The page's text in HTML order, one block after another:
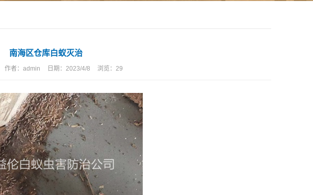
南海区仓库白蚁灭治
作者： admin 日期： 2023/4/8 浏览： 29